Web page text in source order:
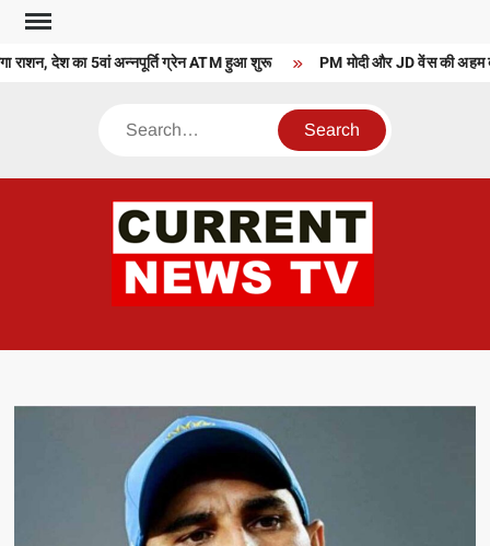
Skip
contentदेश का 5वां अन्नपूर्ति ग्रेन ATM हुआ शुरू PM मोदी और JD वेंस की अहम
Search